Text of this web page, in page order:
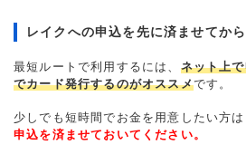
レイクへの申込を先に済ませてか
最短ルートで利用するには、 ネット上
でカード発行するのがオススメです。
少しでも短時間でお金を用意したい方は
申込を済ませておいてください。